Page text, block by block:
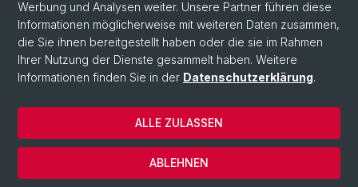
Twitter
Youtube
Werbung und Analysen weiter. Unsere Partner führen diese
Informationen möglicherweise mit weiteren Daten zusammen,
die Sie ihnen bereitgestellt haben oder die sie im Rahmen
Ihrer Nutzung der Dienste gesammelt haben. Weitere
Informationen finden Sie in der Datenschutzerklärung.
ABLEHNEN
ALLE ZULASSEN